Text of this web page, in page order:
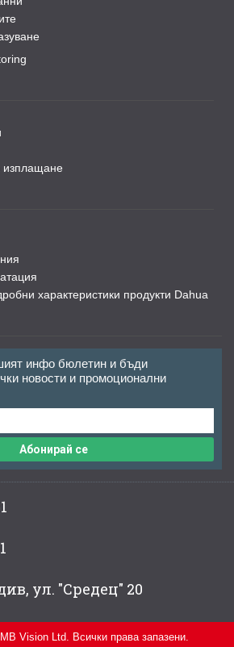
характеристики продукти Dahua
инфо бюлетин и бъди
новости и промоционални
Абонирай се
ул. "Средец" 20
Vision Ltd. Всички права запазени.